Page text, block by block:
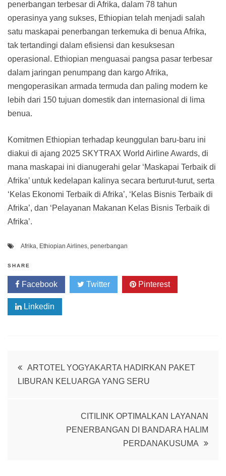
penerbangan terbesar di Afrika, dalam 78 tahun
operasinya yang sukses, Ethiopian telah menjadi salah
satu maskapai penerbangan terkemuka di benua Afrika,
tak tertandingi dalam efisiensi dan kesuksesan
operasional. Ethiopian menguasai pangsa pasar terbesar
dalam jaringan penumpang dan kargo Afrika,
mengoperasikan armada termuda dan paling modern ke
lebih dari 150 tujuan domestik dan internasional di lima
benua.
Komitmen Ethiopian terhadap keunggulan baru-baru ini
diakui di ajang 2025 SKYTRAX World Airline Awards, di
mana maskapai ini dianugerahi gelar ‘Maskapai Terbaik di
Afrika’ untuk kedelapan kalinya secara berturut-turut, serta
‘Kelas Ekonomi Terbaik di Afrika’, ‘Kelas Bisnis Terbaik di
Afrika’, dan ‘Pelayanan Makanan Kelas Bisnis Terbaik di
Afrika’.
Afrika, Ethiopian Airlines, penerbangan
SHARE
Facebook Twitter Pinterest
Linkedin
Post
ARTOTEL YOGYAKARTA HADIRKAN PAKET
LIBURAN KELUARGA YANG SERU
CITILINK OPTIMALKAN LAYANAN
PENERBANGAN DI BANDARA HALIM
PERDANAKUSUMA